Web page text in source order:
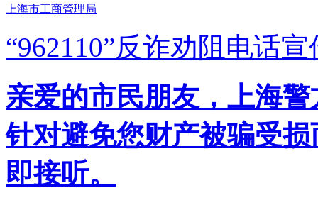
上海市工商管理局
“962110”反诈劝阻电话宣
亲爱的市民朋友，上海
针对避免您财产被骗受
即接听。